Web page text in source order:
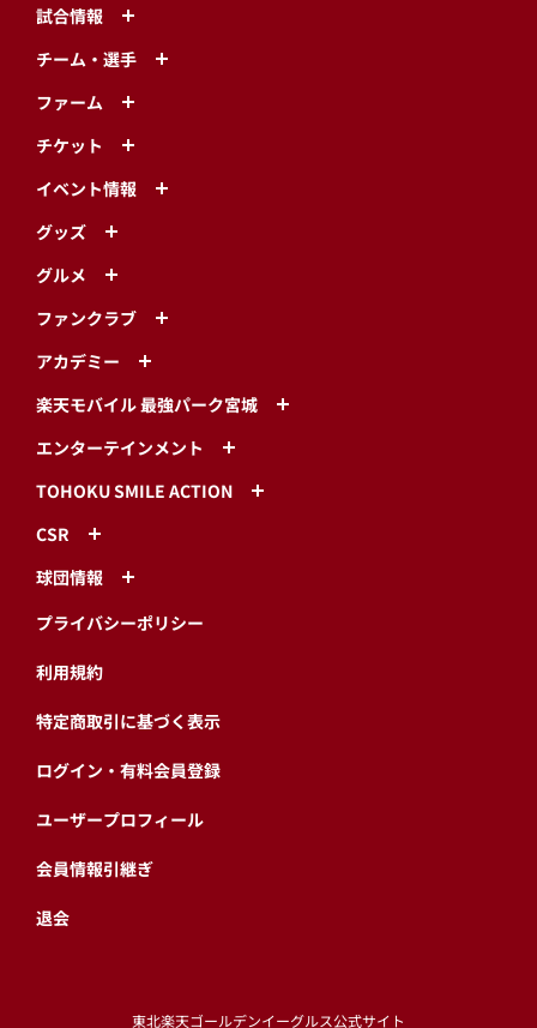
試合情報
チーム・選手
ファーム
チケット
イベント情報
グッズ
グルメ
ファンクラブ
アカデミー
楽天モバイル 最強パーク宮城
エンターテインメント
TOHOKU SMILE ACTION
CSR
球団情報
プライバシーポリシー
利用規約
特定商取引に基づく表示
ログイン・有料会員登録
ユーザープロフィール
会員情報引継ぎ
退会
東北楽天ゴールデンイーグルス公式サイト